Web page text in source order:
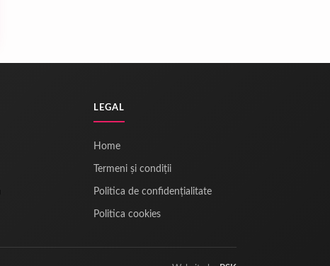
LEGAL
Home
Termeni și condiții
Politica de confidențialitate
Politica cookies